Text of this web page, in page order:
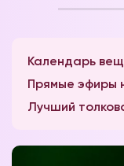
Календарь
Прямые эфиры
Лучший